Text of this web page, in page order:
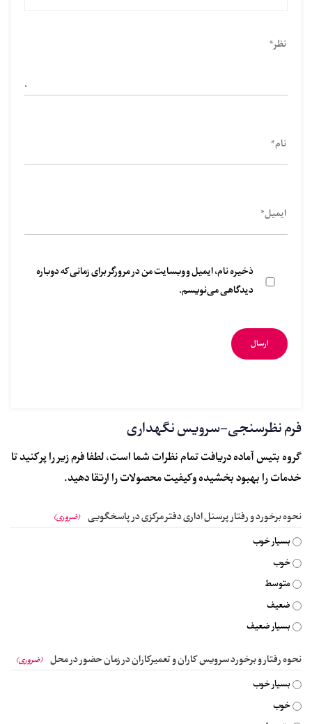
ذخیره نام، ایمیل و وبسایت من در مرورگر برای زمانی که دوباره
دیدگاهی می‌نویسم.
فرم نظرسنجی-سرویس نگهداری
گروه بتیس آماده دریافت تمام نظرات شما است، لطفا فرم زیر را پر کنید تا
خدمات را بهبود بخشیده و کیفیت محصولات را ارتقا دهید.
نحوه برخورد و رفتار پرسنل اداری دفتر مرکزی در پاسخگویی (ضروری)
بسیار خوب
خوب
متوسط
ضعیف
بسیار ضعیف
نحوه رفتار و برخورد سرویس کاران و تعمیرکاران در زمان حضور در محل (ضروری)
بسیار خوب
خوب